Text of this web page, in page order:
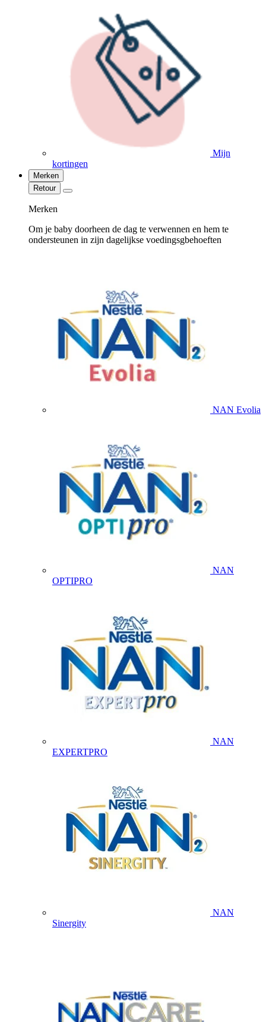
Mijn
kortingen
Merken
Retour
Merken
Om je baby doorheen de dag te verwennen en hem te
ondersteunen in zijn dagelijkse voedingsgbehoeften
NAN Evolia
NAN
OPTIPRO
NAN
EXPERTPRO
NAN
Sinergity